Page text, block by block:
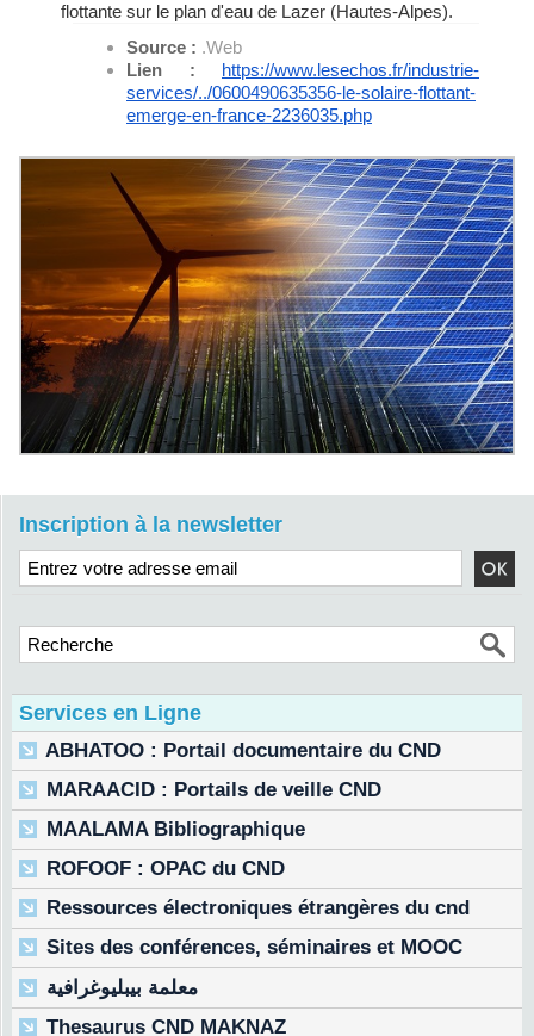
flottante sur le plan d'eau de Lazer (Hautes-Alpes).
Source : .Web
Lien : https://www.lesechos.fr/industrie-
services/../0600490635356-le-solaire-flottant-
emerge-en-france-2236035.php
Inscription à la newsletter
Services en Ligne
ABHATOO : Portail documentaire du CND
MARAACID : Portails de veille CND
MAALAMA Bibliographique
ROFOOF : OPAC du CND
Ressources électroniques étrangères du cnd
Sites des conférences, séminaires et MOOC
معلمة بيبليوغرافية
Thesaurus CND MAKNAZ